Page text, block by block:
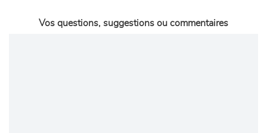
Vos questions, suggestions ou commentaires